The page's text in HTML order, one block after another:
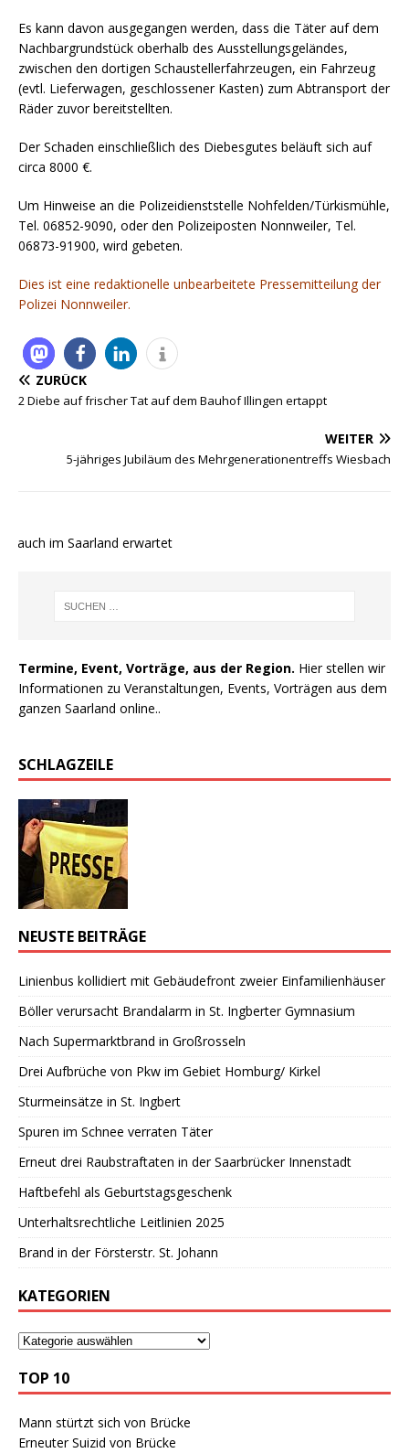
Es kann davon ausgegangen werden, dass die Täter auf dem
Nachbargrundstück oberhalb des Ausstellungsgeländes,
zwischen den dortigen Schaustellerfahrzeugen, ein Fahrzeug
(evtl. Lieferwagen, geschlossener Kasten) zum Abtransport der
Räder zuvor bereitstellten.
Der Schaden einschließlich des Diebesgutes beläuft sich auf
circa 8000 €.
Um Hinweise an die Polizeidienststelle Nohfelden/Türkismühle,
Tel. 06852-9090, oder den Polizeiposten Nonnweiler, Tel.
06873-91900, wird gebeten.
Dies ist eine redaktionelle unbearbeitete Pressemitteilung der
Polizei Nonnweiler.
ZURÜCK
2 Diebe auf frischer Tat auf dem Bauhof Illingen ertappt
WEITER
5-jähriges Jubiläum des Mehrgenerationentreffs Wiesbach
auch im Saarland erwartet
Termine, Event, Vorträge, aus der Region. Hier stellen wir
Informationen zu Veranstaltungen, Events, Vorträgen aus dem
ganzen Saarland online..
SCHLAGZEILE
NEUSTE BEITRÄGE
Linienbus kollidiert mit Gebäudefront zweier Einfamilienhäuser
Böller verursacht Brandalarm in St. Ingberter Gymnasium
Nach Supermarktbrand in Großrosseln
Drei Aufbrüche von Pkw im Gebiet Homburg/ Kirkel
Sturmeinsätze in St. Ingbert
Spuren im Schnee verraten Täter
Erneut drei Raubstraftaten in der Saarbrücker Innenstadt
Haftbefehl als Geburtstagsgeschenk
Unterhaltsrechtliche Leitlinien 2025
Brand in der Försterstr. St. Johann
KATEGORIEN
TOP 10
Mann stürtzt sich von Brücke
Erneuter Suizid von Brücke